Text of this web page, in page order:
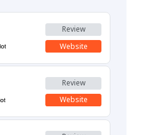
Review
Website
Review
Website